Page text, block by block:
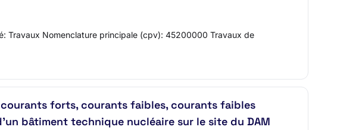
Travaux Nomenclature principale (cpv): 45200000 Travaux de
forts, courants faibles, courants faibles
bâtiment technique nucléaire sur le site du DAM